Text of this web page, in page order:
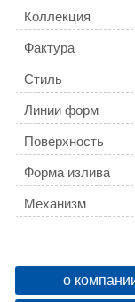
Коллекция
Фактура
Стиль
Линии форм
Поверхность
Форма излива
Механизм
Расположение
Отверстия для
о